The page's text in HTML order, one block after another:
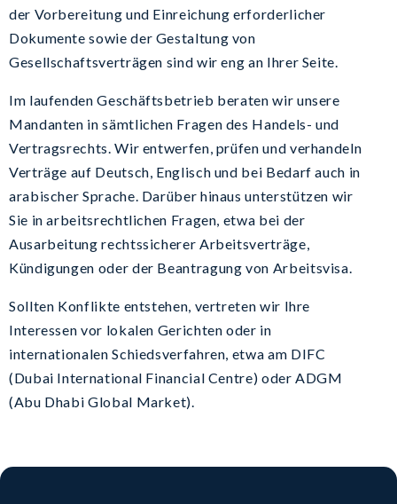
der Vorbereitung und Einreichung erforderlicher
Dokumente sowie der Gestaltung von
Gesellschaftsverträgen sind wir eng an Ihrer Seite.
Im laufenden Geschäftsbetrieb beraten wir unsere
Mandanten in sämtlichen Fragen des Handels- und
Vertragsrechts. Wir entwerfen, prüfen und verhandeln
Verträge auf Deutsch, Englisch und bei Bedarf auch in
arabischer Sprache. Darüber hinaus unterstützen wir
Sie in arbeitsrechtlichen Fragen, etwa bei der
Ausarbeitung rechtssicherer Arbeitsverträge,
Kündigungen oder der Beantragung von Arbeitsvisa.
Sollten Konflikte entstehen, vertreten wir Ihre
Interessen vor lokalen Gerichten oder in
internationalen Schiedsverfahren, etwa am DIFC
(Dubai International Financial Centre) oder ADGM
(Abu Dhabi Global Market).